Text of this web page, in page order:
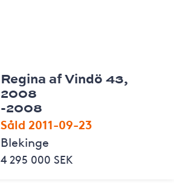
Regina af Vindö 43,
2008
-2008
Såld 2011-09-23
Blekinge
4 295 000 SEK